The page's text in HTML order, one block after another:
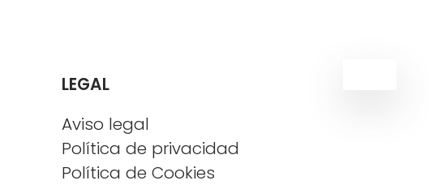
LEGAL
Aviso legal
Política de privacidad
Política de Cookies